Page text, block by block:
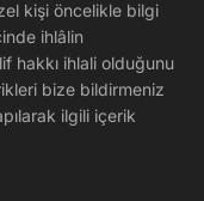
kişi öncelikle bilgi
ihlâlin
hakkı ihlali olduğunu
bize bildirmeniz
ilgili içerik